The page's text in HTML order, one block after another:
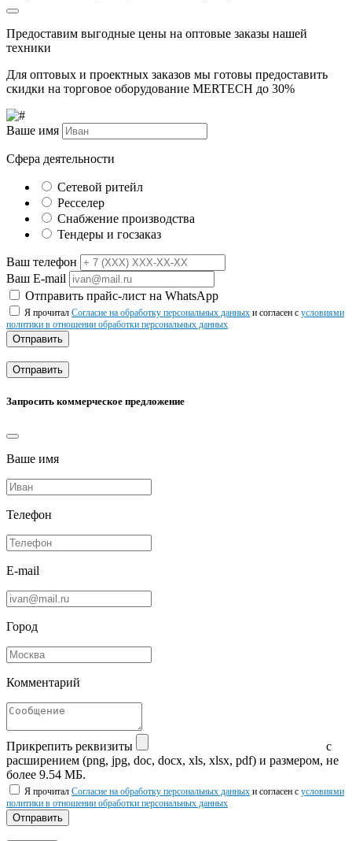
Предоставим выгодные цены на оптовые заказы нашей
техники
Для оптовых и проектных заказов мы готовы предоставить
скидки на торговое оборудование MERTECH до 30%
Ваше имя
Сфера деятельности
Сетевой ритейл
Ресселер
Снабжение производства
Тендеры и госзаказ
Ваш телефон
Ваш E-mail
Отправить прайс-лист на WhatsApp
Я прочитал Согласие на обработку персональных данных и согласен с условиями
политики в отношении обработки персональных данных
Отправить
Отправить
Запросить коммерческое предложение
Ваше имя
Телефон
E-mail
Город
Комментарий
Прикрепить реквизиты
с
расширением (png, jpg, doc, docx, xls, xlsx, pdf) и размером, не
более 9.54 МБ.
Я прочитал Согласие на обработку персональных данных и согласен с условиями
политики в отношении обработки персональных данных
Отправить